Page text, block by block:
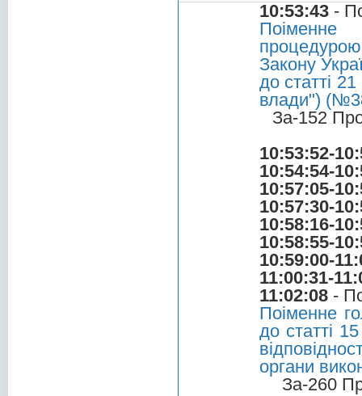
10:53:43 -
Поіменне
Закону
до статті
влади")
За-152
10:53:52-
10:54:54-
10:57:05-
10:57:30-
10:58:16-
10:58:55-
10:59:00-
11:00:31-
11:02:08 -
Поіменне
до статті
органи
За-260